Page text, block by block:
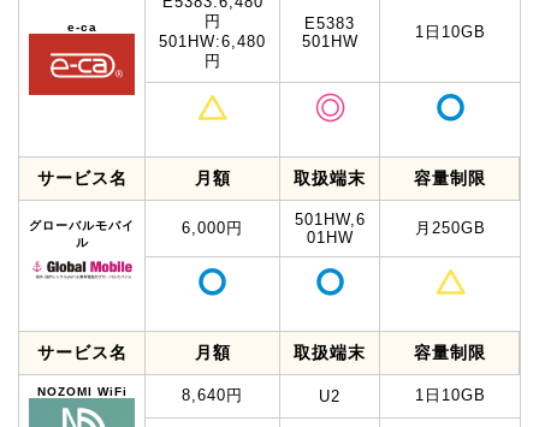
e-ca
円
501HW:6,480
円
E5383
501HW
1日10GB
サービス名 月額 取扱端末 容量制限
グローバルモバイ
ル
6,000円
501HW,6
01HW
月250GB
サービス名 月額 取扱端末 容量制限
NOZOMI WiFi 8,640円 U2 1日10GB